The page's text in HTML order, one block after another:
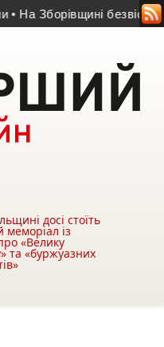
На Зборівщині безвісти
досі стоїть
меморіал із
«Велику
та «буржуазних